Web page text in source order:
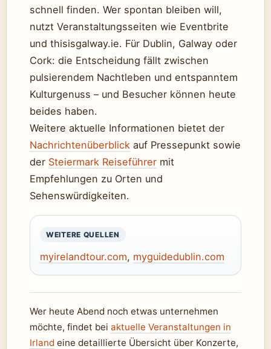
schnell finden. Wer spontan bleiben will,
nutzt Veranstaltungsseiten wie Eventbrite
und thisisgalway.ie. Für Dublin, Galway oder
Cork: die Entscheidung fällt zwischen
pulsierendem Nachtleben und entspanntem
Kulturgenuss – und Besucher können heute
beides haben.
Weitere aktuelle Informationen bietet der
Nachrichtenüberblick auf Pressepunkt sowie
der Steiermark Reiseführer mit
Empfehlungen zu Orten und
Sehenswürdigkeiten.
WEITERE QUELLEN
myirelandtour.com, myguidedublin.com
Wer heute Abend noch etwas unternehmen
möchte, findet bei aktuelle Veranstaltungen in
Irland eine detaillierte Übersicht über Konzerte,